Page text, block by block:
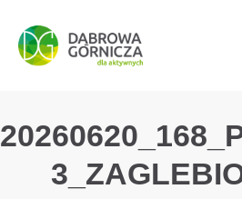
PRZEJDŹ DO MENU
PRZEJDŹ DO WYSZUKIWARKI
PRZEJDŹ DO TREŚCI